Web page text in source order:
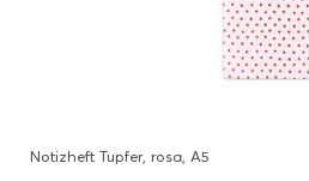
Notizheft Tupfer, rosa, A5